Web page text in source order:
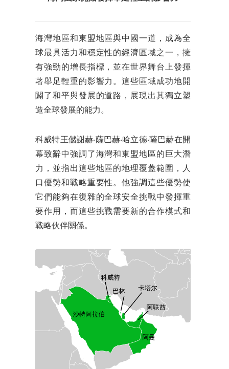
海灣地區和東盟地區與中國一道，成為全
球最具活力和穩定性的經濟區域之一，擁
有強勁的增長指標，並在世界舞台上發揮
著舉足輕重的影響力。這些區域成功地開
闢了和平與發展的道路，展現出其獨立塑
造全球發展的能力。
科威特王儲謝赫·薩巴赫·哈立德·薩巴赫在開
幕致辭中強調了海灣和東盟地區的巨大潛
力，並指出這些地區的地理覆蓋範圍，人
口優勢和戰略重要性。他強調這些優勢使
它們能夠在復雜的全球安全挑戰中發揮重
要作用，而這些挑戰需要新的合作模式和
戰略伙伴關係。